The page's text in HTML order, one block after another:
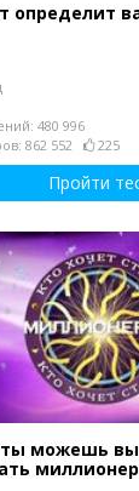
определит
480 996
862 552
225
Пройти
можешь